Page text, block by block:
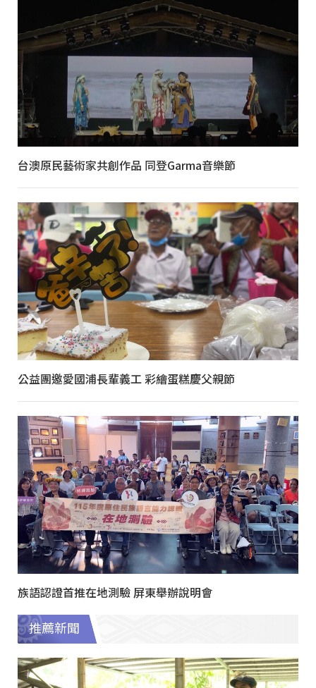
台澳原民藝術家共創作品 同登Garma音樂節
公益團邀愛國浦長輩義工 彩繪蛋糕慶父親節
族語認證首推在地測驗 屏東舉辦說明會
推薦新聞